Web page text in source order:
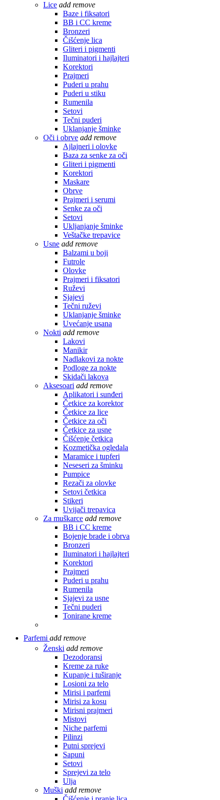
Lice add remove
Baze i fiksatori
BB i CC kreme
Bronzeri
Čišćenje lica
Gliteri i pigmenti
Iluminatori i hajlajteri
Korektori
Prajmeri
Puderi u prahu
Puderi u stiku
Rumenila
Setovi
Tečni puderi
Uklanjanje šminke
Oči i obrve add remove
Ajlajneri i olovke
Baza za senke za oči
Gliteri i pigmenti
Korektori
Maskare
Obrve
Prajmeri i serumi
Senke za oči
Setovi
Ukljanjanje šminke
Veštačke trepavice
Usne add remove
Balzami u boji
Futrole
Olovke
Prajmeri i fiksatori
Ruževi
Sjajevi
Tečni ruževi
Uklanjanje šminke
Uvećanje usana
Nokti add remove
Lakovi
Manikir
Nadlakovi za nokte
Podloge za nokte
Skidači lakova
Aksesoari add remove
Aplikatori i sunđeri
Četkice za korektor
Četkice za lice
Četkice za oči
Četkice za usne
Čišćenje četkica
Kozmetička ogledala
Maramice i tupferi
Neseseri za šminku
Pumpice
Rezači za olovke
Setovi četkica
Stikeri
Uvijači trepavica
Za muškarce add remove
BB i CC kreme
Bojenje brade i obrva
Bronzeri
Iluminatori i hajlajteri
Korektori
Prajmeri
Puderi u prahu
Rumenila
Sjajevi za usne
Tečni puderi
Tonirane kreme
Parfemi add remove
Ženski add remove
Dezodoransi
Kreme za ruke
Kupanje i tuširanje
Losioni za telo
Mirisi i parfemi
Mirisi za kosu
Mirisni prajmeri
Mistovi
Niche parfemi
Pilinzi
Putni sprejevi
Sapuni
Setovi
Sprejevi za telo
Ulja
Muški add remove